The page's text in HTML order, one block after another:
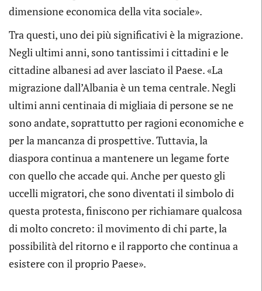
dimensione economica della vita sociale».
Tra questi, uno dei più significativi è la migrazione.
Negli ultimi anni, sono tantissimi i cittadini e le
cittadine albanesi ad aver lasciato il Paese. «La
migrazione dall’Albania è un tema centrale. Negli
ultimi anni centinaia di migliaia di persone se ne
sono andate, soprattutto per ragioni economiche e
per la mancanza di prospettive. Tuttavia, la
diaspora continua a mantenere un legame forte
con quello che accade qui. Anche per questo gli
uccelli migratori, che sono diventati il simbolo di
questa protesta, finiscono per richiamare qualcosa
di molto concreto: il movimento di chi parte, la
possibilità del ritorno e il rapporto che continua a
esistere con il proprio Paese».